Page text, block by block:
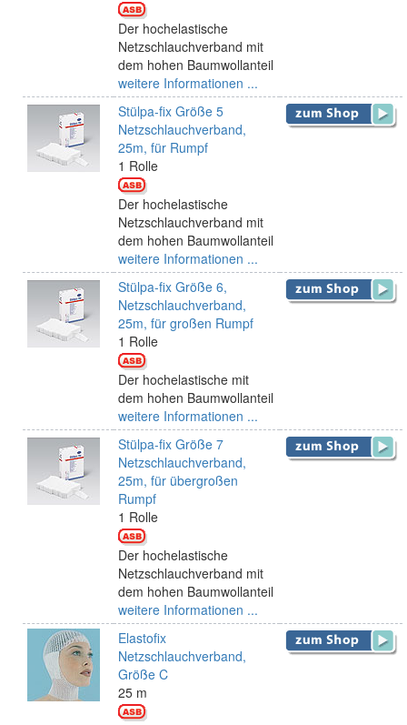
Der hochelastische
Netzschlauchverband mit
dem hohen Baumwollanteil
weitere Informationen ...
Stülpa-fix Größe 5
Netzschlauchverband,
25m, für Rumpf
1 Rolle
Der hochelastische
Netzschlauchverband mit
dem hohen Baumwollanteil
weitere Informationen ...
Stülpa-fix Größe 6,
Netzschlauchverband,
25m, für großen Rumpf
1 Rolle
Der hochelastische mit
dem hohen Baumwollanteil
weitere Informationen ...
Stülpa-fix Größe 7
Netzschlauchverband,
25m, für übergroßen
Rumpf
1 Rolle
Der hochelastische
Netzschlauchverband mit
dem hohen Baumwollanteil
weitere Informationen ...
Elastofix
Netzschlauchverband,
Größe C
25 m